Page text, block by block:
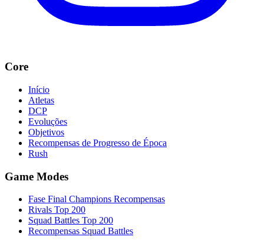
Core
Início
Atletas
DCP
Evoluções
Objetivos
Recompensas de Progresso de Época
Rush
Game Modes
Fase Final Champions Recompensas
Rivals Top 200
Squad Battles Top 200
Recompensas Squad Battles